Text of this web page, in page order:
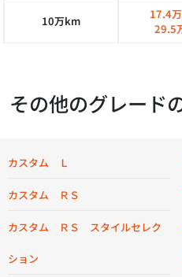
10万km
17.4
29.5
その他のグレード
カスタム Ｌ
カスタム ＲＳ
カスタム ＲＳ スタイルセレク
ション